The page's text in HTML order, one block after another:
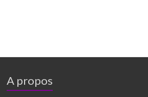
A propos